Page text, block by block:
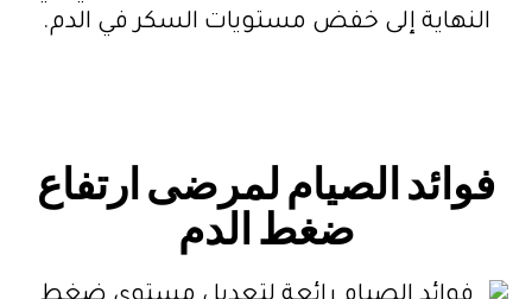
النهاية إلى خفض مستويات السكر في الدم.
فوائد الصيام لمرضى ارتفاع
ضغط الدم